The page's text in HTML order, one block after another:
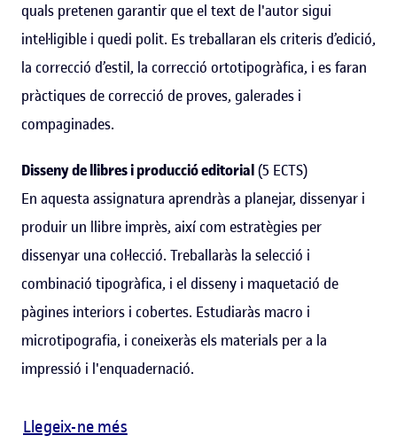
quals pretenen garantir que el text de l'autor sigui
intel·ligible i quedi polit. Es treballaran els criteris d’edició,
la correcció d’estil, la correcció ortotipogràfica, i es faran
pràctiques de correcció de proves, galerades i
compaginades.
Disseny de llibres i producció editorial(5 ECTS)
En aquesta assignatura aprendràs a planejar, dissenyar i
produir un llibre imprès, així com estratègies per
dissenyar una col·lecció. Treballaràs la selecció i
combinació tipogràfica, i el disseny i maquetació de
pàgines interiors i cobertes. Estudiaràs macro i
microtipografia, i coneixeràs els materials per a la
impressió i l'enquadernació.
Llegeix-ne més